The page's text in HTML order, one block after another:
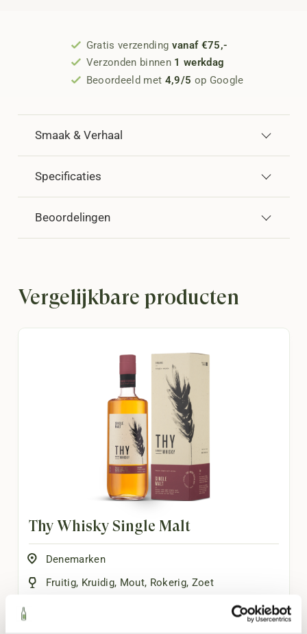
Gratis verzending vanaf €75,-
Verzonden binnen 1 werkdag
Beoordeeld met 4,9/5 op Google
Smaak & Verhaal
Specificaties
Beoordelingen
Vergelijkbare producten
Thy Whisky Single Malt
Denemarken
Fruitig, Kruidig, Mout, Rokerig, Zoet